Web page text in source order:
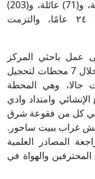
وأكد المركز أن الطيور تنتمي إلى (25) رتبة، و(71) عائلة، و(203)
أجناس، وجاءت بعد دراسات استمرت ٢٤ عامًا، والتزمت
على عمل باحثي المركز
الميدانيين في توثيق الطيور ودراستها، من خلال 7 محطات لتحجيل
جالا، وهي المحطة
وامتداد وادي
في كل من فقوعة شرق
غراب ببيت ساحور.
مراجعة المصادر العلمية
والهواة في